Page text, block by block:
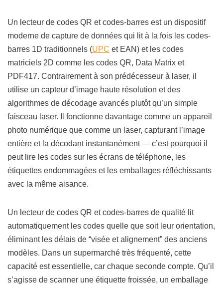
Un lecteur de codes QR et codes-barres est un dispositif
moderne de capture de données qui lit à la fois les codes-
barres 1D traditionnels (UPC et EAN) et les codes
matriciels 2D comme les codes QR, Data Matrix et
PDF417. Contrairement à son prédécesseur à laser, il
utilise un capteur d’image haute résolution et des
algorithmes de décodage avancés plutôt qu’un simple
faisceau laser. Il fonctionne davantage comme un appareil
photo numérique que comme un laser, capturant l’image
entière et la décodant instantanément — c’est pourquoi il
peut lire les codes sur les écrans de téléphone, les
étiquettes endommagées et les emballages réfléchissants
avec la même aisance.
Un lecteur de codes QR et codes-barres de qualité lit
automatiquement les codes quelle que soit leur orientation,
éliminant les délais de “visée et alignement” des anciens
modèles. Dans un supermarché très fréquenté, cette
capacité est essentielle, car chaque seconde compte. Qu’il
s’agisse de scanner une étiquette froissée, un emballage